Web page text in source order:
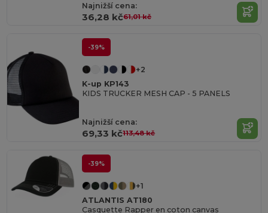
Najnižší cena:
36,28 kč61,01 kč
-39%
+2
K-up KP143
KIDS TRUCKER MESH CAP - 5 PANELS
Najnižší cena:
69,33 kč113,48 kč
-39%
+1
ATLANTIS AT180
Casquette Rapper en coton canvas